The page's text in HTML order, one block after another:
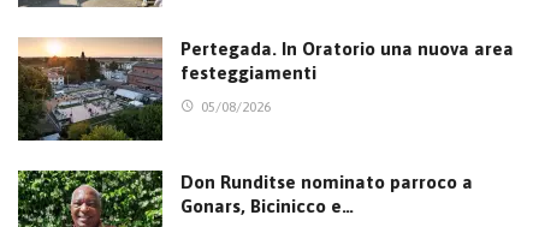
Pertegada. In Oratorio una nuova area
festeggiamenti
05/08/2026
Don Runditse nominato parroco a
Gonars, Bicinicco e…